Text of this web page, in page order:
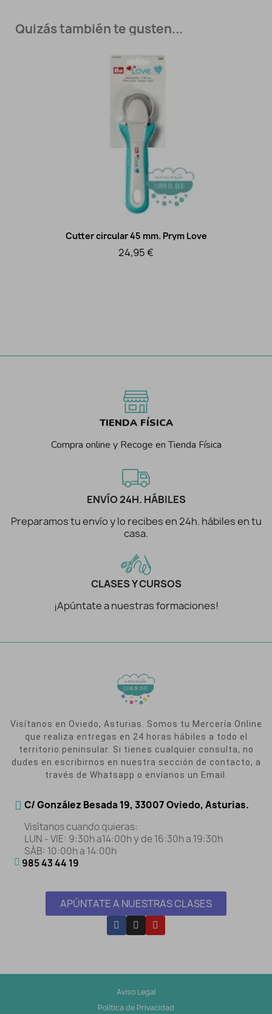
Quizás también te gusten...
Vista rápida
Cutter circular 45 mm. Prym Love
24,95 €
TIENDA FÍSICA
Compra online y Recoge en Tienda Física
ENVÍO 24H. HÁBILES
Preparamos tu envío y lo recibes en 24h. hábiles en tu
casa.
CLASES Y CURSOS
¡Apúntate a nuestras formaciones!
Visítanos en Oviedo, Asturias. Somos tu Mercería Online
que realiza entregas en 24 horas hábiles a todo el
territorio peninsular. Si tienes cualquier consulta, no
dudes en escribirnos en nuestra sección de contacto, a
través de Whatsapp o envíanos un Email.
C/ González Besada 19, 33007 Oviedo, Asturias.
Visítanos cuando quieras:
LUN - VIE: 9:30h a14:00h y de 16:30h a 19:30h
SÁB: 10:00h a 14:00h
985 43 44 19
APÚNTATE A NUESTRAS CLASES
Aviso Legal
Política de Privacidad